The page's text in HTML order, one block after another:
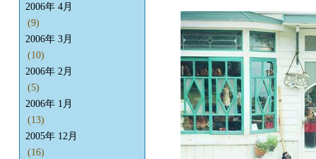
2006年 4月
(9)
2006年 3月
(10)
2006年 2月
(5)
2006年 1月
(13)
2005年 12月
(16)